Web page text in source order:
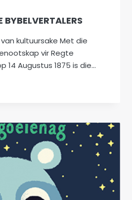
BYBELVERTALERS
kultuursake Met die
vir Regte
14 Augustus 1875 is die…